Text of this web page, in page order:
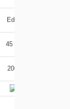
Edelstahl
45 x 25 x 25 cm
200 Watt